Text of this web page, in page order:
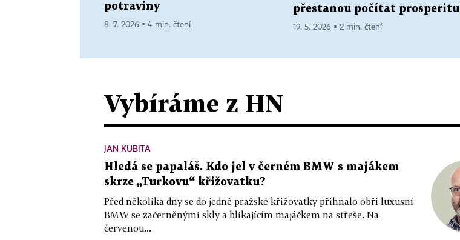
potraviny
8. 7. 2026 ▪ 4 min. čtení
přestanou počítat prosperitu
19. 5. 2026 ▪ 2 min. čtení
Vybíráme z HN
JAN KUBITA
Hledá se papaláš. Kdo jel v černém BMW s majákem
skrze „Turkovu“ křižovatku?
Před několika dny se do jedné pražské křižovatky přihnalo obří luxusní
BMW se začerněnými skly a blikajícím majáčkem na střeše. Na
červenou...